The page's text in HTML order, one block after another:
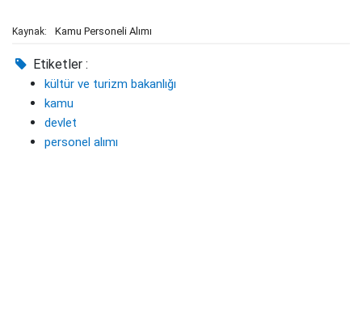
Kaynak: Kamu Personeli Alımı
Etiketler :
kültür ve turizm bakanlığı
kamu
devlet
personel alımı